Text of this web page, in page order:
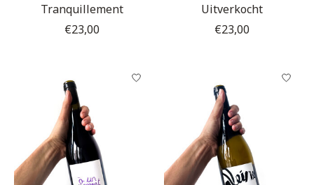
Tranquillement
€23,00
Uitverkocht
€23,00